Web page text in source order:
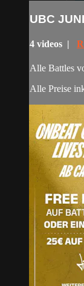
UBC
4 videos |
Alle Battles
Alle Preise